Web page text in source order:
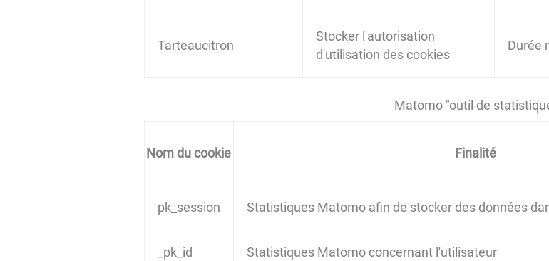
Tarteaucitron
Stocker l'autorisation
d'utilisation des cookies
Durée
Matomo "outil de
Nom du cookie Finalité
pk_session Statistiques Matomo afin de stocker des données
_pk_id Statistiques Matomo concernant l'utilisateur